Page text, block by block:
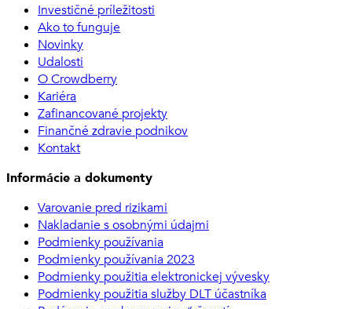
Investičné príležitosti
Ako to funguje
Novinky
Udalosti
O Crowdberry
Kariéra
Zafinancované projekty
Finančné zdravie podnikov
Kontakt
Informácie a dokumenty
Varovanie pred rizikami
Nakladanie s osobnými údajmi
Podmienky používania
Podmienky používania 2023
Podmienky použitia elektronickej vývesky
Podmienky použitia služby DLT účastníka